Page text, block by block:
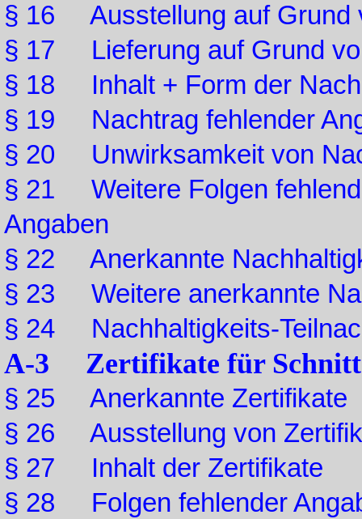
§ 16 Ausstellung auf Grund
§ 17 Lieferung auf Grund
§ 18 Inhalt + Form der
§ 19 Nachtrag fehlender
§ 20 Unwirksamkeit von
§ 21 Weitere Folgen
Angaben
§ 22 Anerkannte
§ 23 Weitere anerkannte
§ 24 Nachhaltigkeits-
A-3 Zertifikate für
§ 25 Anerkannte Zertifikate
§ 26 Ausstellung von
§ 27 Inhalt der Zertifikate
§ 28 Folgen fehlender